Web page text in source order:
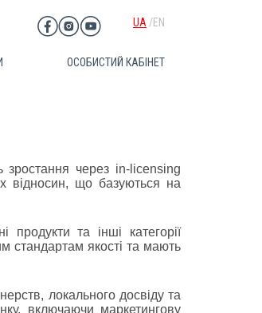
UA EN
ОСОБИСТИЙ КАБІНЕТ
зростання через in-licensing
відносин, що базуються на
продукти та інші категорії
стандартам якості та мають
локального досвіду та
включаючи маркетингову